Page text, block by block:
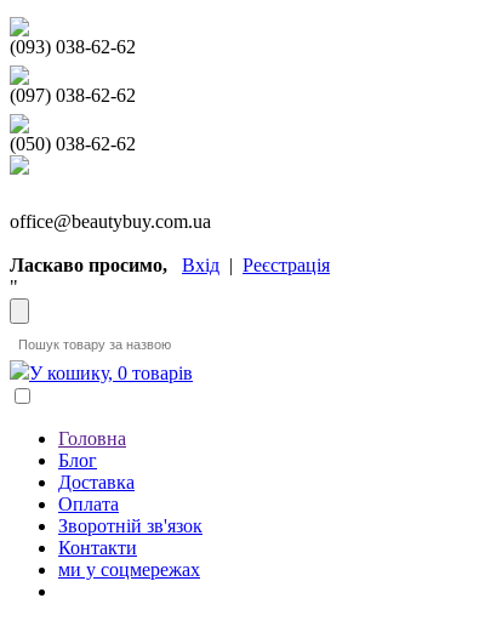
(093) 038-62-62
(097) 038-62-62
(050) 038-62-62
office@beautybuy.com.ua
Ласкаво просимо, Вхід | Реєстрація
"
У кошику, 0 товарів
Головна
Блог
Доставка
Оплата
Зворотній зв'язок
Контакти
ми у соцмережах